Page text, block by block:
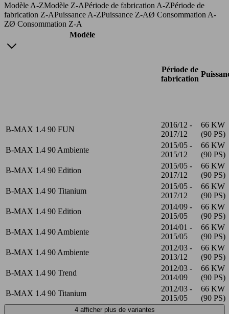
Modèle A-ZModèle Z-APériode de fabrication A-ZPériode de
fabrication Z-APuissance A-ZPuissance Z-AØ Consommation A-
ZØ Consommation Z-A
Modèle
Période de
fabrication
B-MAX 1.4 90 FUN
2016/12 -
2017/12
66 KW
(90 PS)
B-MAX 1.4 90 Ambiente
2015/05 -
2015/12
66 KW
(90 PS)
B-MAX 1.4 90 Edition
2015/05 -
2017/12
66 KW
(90 PS)
B-MAX 1.4 90 Titanium
2015/05 -
2017/12
66 KW
(90 PS)
B-MAX 1.4 90 Edition
2014/09 -
2015/05
66 KW
(90 PS)
B-MAX 1.4 90 Ambiente
2014/01 -
2015/05
66 KW
(90 PS)
B-MAX 1.4 90 Ambiente
2012/03 -
2013/12
66 KW
(90 PS)
B-MAX 1.4 90 Trend
2012/03 -
2014/09
66 KW
(90 PS)
B-MAX 1.4 90 Titanium
2012/03 -
2015/05
66 KW
(90 PS)
4 afficher plus de variantes